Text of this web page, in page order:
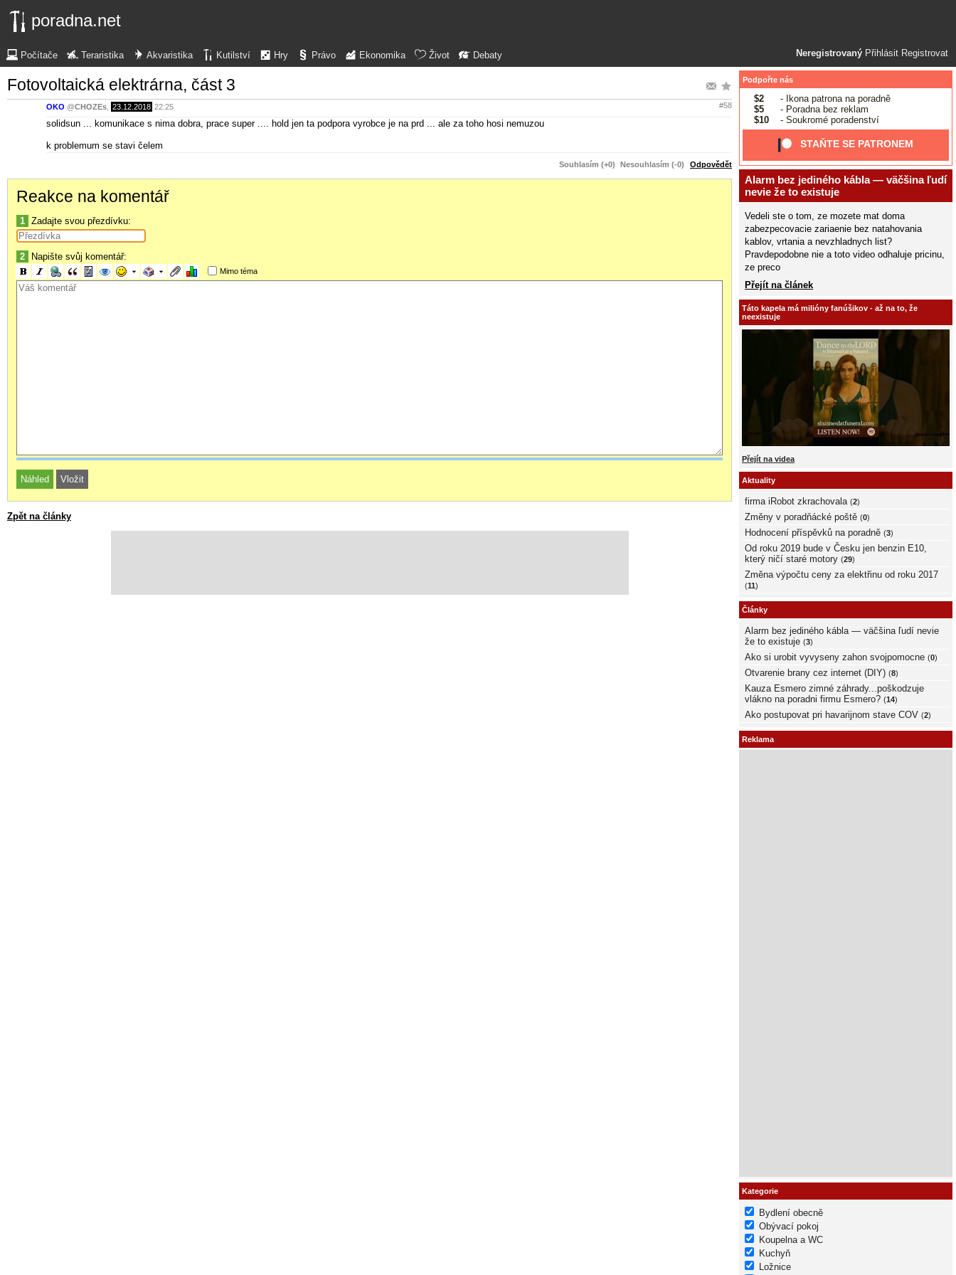
poradna.net
Neregistrovaný Přihlásit Registrovat
Počítače Teraristika Akvaristika Kutilství Hry Právo Ekonomika Život Debaty
Fotovoltaická elektrárna, část 3
OKO @CHOZEs 23.12.2018 22:25 #58
solidsun ... komunikace s nima dobra, prace super .... hold jen ta podpora vyrobce je na prd ... ale za toho hosi nemuzou
k problemum se stavi čelem
Souhlasím (+0) Nesouhlasím (-0) Odpovědět
Reakce na komentář
1 Zadajte svou přezdívku:
2 Napište svůj komentář:
Mimo téma
Zpět na články
Podpořte nás
$2
- Ikona patrona na poradně
$5
- Poradna bez reklam
$10
- Soukromé poradenství
STAŇTE SE PATRONEM
Alarm bez jediného kábla — väčšina ľudí
nevie že to existuje
Vedeli ste o tom, ze mozete mat doma
zabezpecovacie zariaenie bez natahovania
kablov, vrtania a nevzhladnych list?
Pravdepodobne nie a toto video odhaluje pricinu,
ze preco
Přejít na článek
Táto kapela má milióny fanúšikov - až na to, že
neexistuje
Přejít na videa
Aktuality
firma iRobot zkrachovala (2)
Změny v poradňácké poště (0)
Hodnocení příspěvků na poradně (3)
Od roku 2019 bude v Česku jen benzin E10,
který ničí staré motory (29)
Změna výpočtu ceny za elektřinu od roku 2017
(11)
Články
Alarm bez jediného kábla — väčšina ľudí nevie
že to existuje (3)
Ako si urobit vyvyseny zahon svojpomocne (0)
Otvarenie brany cez internet (DIY) (8)
Kauza Esmero zimné záhrady...poškodzuje
vlákno na poradni firmu Esmero? (14)
Ako postupovat pri havarijnom stave COV (2)
Reklama
Kategorie
Bydlení obecně
Obývací pokoj
Koupelna a WC
Kuchyň
Ložnice